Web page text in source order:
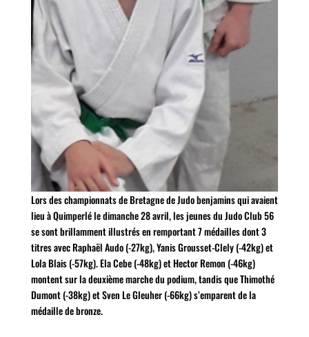
Lors des championnats de Bretagne de Judo benjamins qui avaient
lieu à Quimperlé le dimanche 28 avril, les jeunes du Judo Club 56
se sont brillamment illustrés en remportant 7 médailles dont 3
titres avec Raphaël Audo (-27kg), Yanis Grousset-Clely (-42kg) et
Lola Blais (-57kg). Ela Cebe (-48kg) et Hector Remon (-46kg)
montent sur la deuxième marche du podium, tandis que Thimothé
Dumont (-38kg) et Sven Le Gleuher (-66kg) s’emparent de la
médaille de bronze.